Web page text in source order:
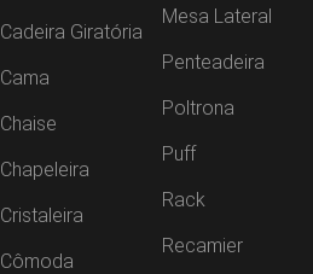
Cadeira Giratória
Cama
Chaise
Chapeleira
Cristaleira
Cômoda
Mesa Lateral
Penteadeira
Poltrona
Puff
Rack
Recamier